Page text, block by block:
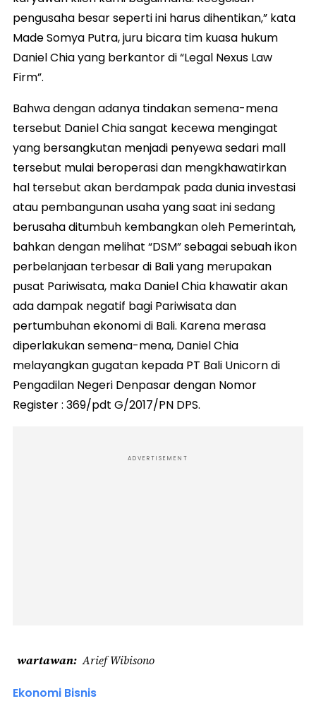
pengusaha besar seperti ini harus dihentikan,” kata
Made Somya Putra, juru bicara tim kuasa hukum
Daniel Chia yang berkantor di “Legal Nexus Law
Firm”.
Bahwa dengan adanya tindakan semena-mena
tersebut Daniel Chia sangat kecewa mengingat
yang bersangkutan menjadi penyewa sedari mall
tersebut mulai beroperasi dan mengkhawatirkan
hal tersebut akan berdampak pada dunia investasi
atau pembangunan usaha yang saat ini sedang
berusaha ditumbuh kembangkan oleh Pemerintah,
bahkan dengan melihat “DSM” sebagai sebuah ikon
perbelanjaan terbesar di Bali yang merupakan
pusat Pariwisata, maka Daniel Chia khawatir akan
ada dampak negatif bagi Pariwisata dan
pertumbuhan ekonomi di Bali. Karena merasa
diperlakukan semena-mena, Daniel Chia
melayangkan gugatan kepada PT Bali Unicorn di
Pengadilan Negeri Denpasar dengan Nomor
Register : 369/pdt G/2017/PN DPS.
ADVERTISEMENT
wartawan Arief Wibisono
Ekonomi Bisnis